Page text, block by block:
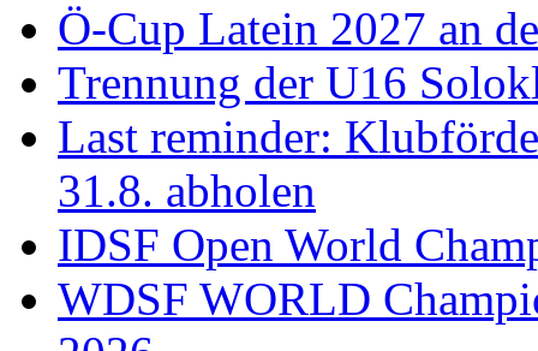
Ö-Cup Latein 2027 an
Trennung der U16
Last reminder:
31.8. abholen
IDSF Open World
WDSF WORLD